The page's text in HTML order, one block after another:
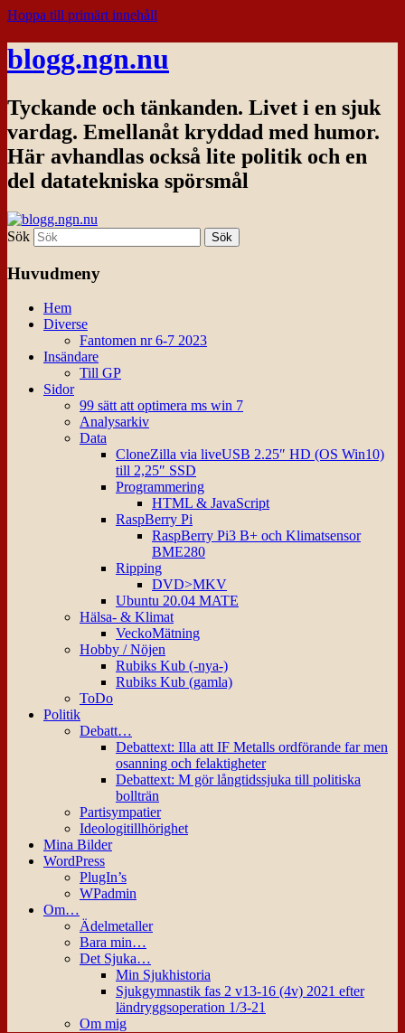
Hoppa till primärt innehåll
blogg.ngn.nu
Tyckande och tänkanden. Livet i en sjuk
vardag. Emellanåt kryddad med humor.
Här avhandlas också lite politik och en
del datatekniska spörsmål
Sök
Huvudmeny
Hem
Diverse
Fantomen nr 6-7 2023
Insändare
Till GP
Sidor
99 sätt att optimera ms win 7
Analysarkiv
Data
CloneZilla via liveUSB 2.25″ HD (OS Win10)
till 2,25″ SSD
Programmering
HTML & JavaScript
RaspBerry Pi
RaspBerry Pi3 B+ och Klimatsensor
BME280
Ripping
DVD>MKV
Ubuntu 20.04 MATE
Hälsa- & Klimat
VeckoMätning
Hobby / Nöjen
Rubiks Kub (-nya-)
Rubiks Kub (gamla)
ToDo
Politik
Debatt…
Debattext: Illa att IF Metalls ordförande far men
osanning och felaktigheter
Debattext: M gör långtidssjuka till politiska
bollträn
Partisympatier
Ideologitillhörighet
Mina Bilder
WordPress
PlugIn’s
WPadmin
Om…
Ädelmetaller
Bara min…
Det Sjuka…
Min Sjukhistoria
Sjukgymnastik fas 2 v13-16 (4v) 2021 efter
ländryggsoperation 1/3-21
Om mig